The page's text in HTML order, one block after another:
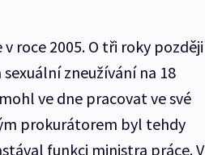
roce 2005. O tři roky později
zneužívání na 18
ve dne pracovat ve své
prokurátorem byl tehdy
funkci ministra práce. V